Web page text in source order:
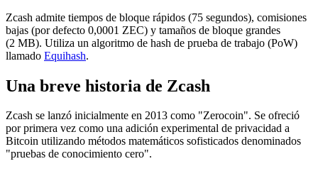
Zcash admite tiempos de bloque rápidos (75 segundos), comisiones
bajas (por defecto 0,0001 ZEC) y tamaños de bloque grandes
(2 MB). Utiliza un algoritmo de hash de prueba de trabajo (PoW)
llamado Equihash.
Una breve historia de Zcash
Zcash se lanzó inicialmente en 2013 como "Zerocoin". Se ofreció
por primera vez como una adición experimental de privacidad a
Bitcoin utilizando métodos matemáticos sofisticados denominados
"pruebas de conocimiento cero".